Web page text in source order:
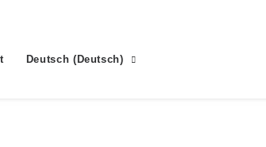
Deutsch (Deutsch)